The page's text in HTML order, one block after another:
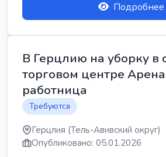
Подробнее
В Герцлию на уборку в
торговом центре Арена
работница
Требуются
Герцлия (Тель-Авивский округ)
Опубликовано: 05.01.2026